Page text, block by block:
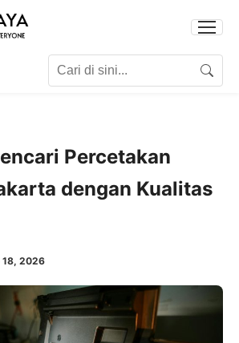
Search
Percetakan
dengan Kualitas
18, 2026